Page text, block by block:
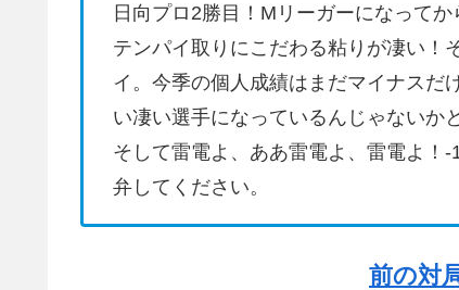
日向プロ2勝目！Mリーガーになって
テンパイ取りにこだわる粘りが凄い！
イ。今季の個人成績はまだマイナスだ
い凄い選手になっているんじゃないか
そして雷電よ、ああ雷電よ、雷電よ！
弁してください。
前の対